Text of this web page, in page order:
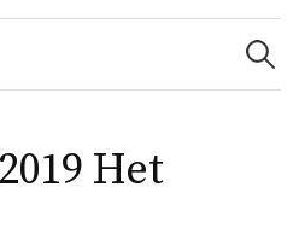
Zoeken
naar:
Het